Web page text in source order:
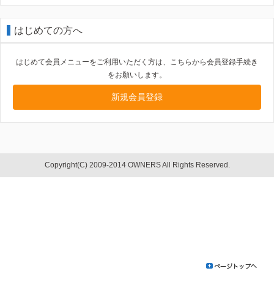
はじめての方へ
はじめて会員メニューをご利用いただく方は、こちらから会員登録手続き
をお願いします。
新規会員登録
Copyright(C) 2009-2014 OWNERS All Rights Reserved.